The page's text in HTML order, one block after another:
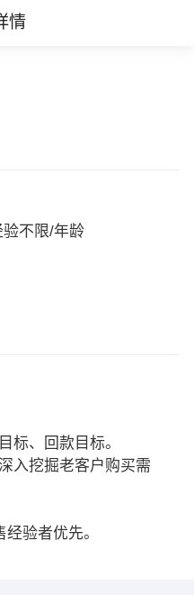
情
不限/年龄
标、回款目标。
入挖掘老客户购买需
验者优先。